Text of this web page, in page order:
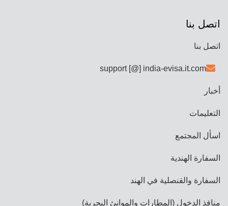
اتصل بنا
اتصل بنا
support [@] india-evisa.it.com
أخبار
التعليمات
اسأل المجتمع
السفارة الهندية
السفارة والقنصلية في الهند
منافذ الدخول (المطارات والموانئ البحرية)